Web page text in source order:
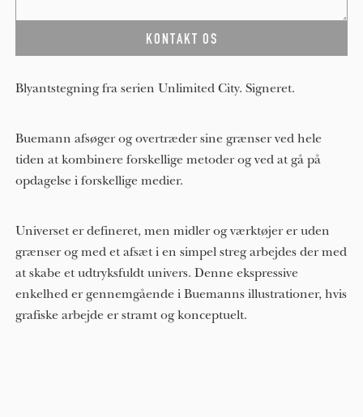
Blyantstegning fra serien Unlimited City. Signeret.
Buemann afsøger og overtræder sine grænser ved hele
tiden at kombinere forskellige metoder og ved at gå på
opdagelse i forskellige medier.
Universet er defineret, men midler og værktøjer er uden
grænser og med et afsæt i en simpel streg arbejdes der med
at skabe et udtryksfuldt univers. Denne ekspressive
enkelhed er gennemgående i Buemanns illustrationer, hvis
grafiske arbejde er stramt og konceptuelt.